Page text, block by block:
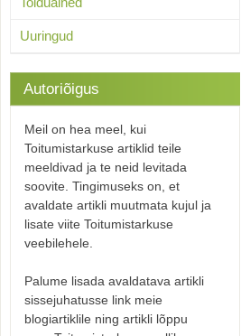
Uuringud
Autoriõigus
Meil on hea meel, kui
Toitumistarkuse artiklid teile
meeldivad ja te neid levitada
soovite. Tingimuseks on, et
avaldate artikli muutmata kujul ja
lisate viite Toitumistarkuse
veebilehele.
Palume lisada avaldatava artikli
sissejuhatusse link meie
blogiartiklile ning artikli lõppu